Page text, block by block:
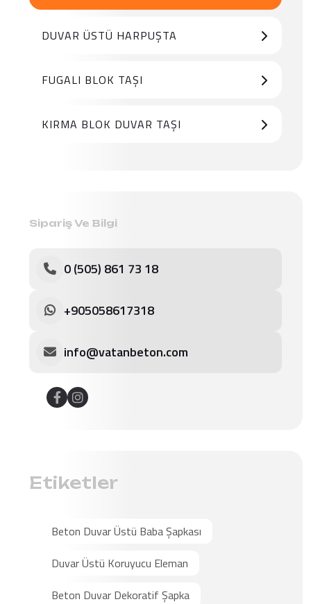
DUVAR ÜSTÜ HARPUŞTA
FUGALI BLOK TAŞI
KIRMA BLOK DUVAR TAŞI
Sipariş Ve Bilgi
0 (505) 861 73 18
+905058617318
info@vatanbeton.com
Etiketler
Beton Duvar Üstü Baba Şapkası
Duvar Üstü Koruyucu Eleman
Beton Duvar Dekoratif Şapka